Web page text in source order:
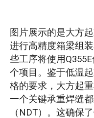
图片展示的是大方
进行高精度箱梁组
些工序将使用
个项目。鉴于低温
格的要求，大方起
一个关键承重焊缝
（NDT）。这确保